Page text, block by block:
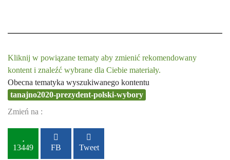
Kliknij w powiązane tematy aby zmienić rekomendowany
kontent i znaleźć wybrane dla Ciebie materiały.
Obecna tematyka wyszukiwanego kontentu
tanajno2020-prezydent-polski-wybory
Zmień na :
13449 FB Tweet